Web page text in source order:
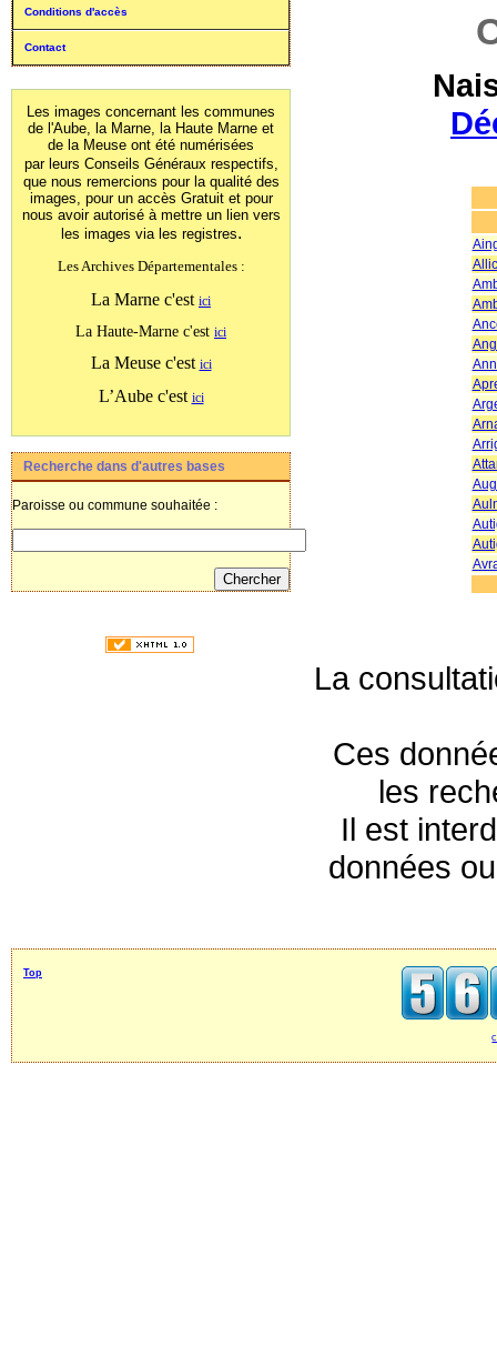
Conditions d'accès
Contact
Les images concernant les communes
de l'Aube, la Marne, la Haute Marne et
de la Meuse ont été numérisées
par leurs Conseils Généraux respectifs,
que nous remercions pour la qualité des
images, pour un accès Gratuit et pour
nous avoir autorisé à mettre un lien vers
les images via les registres.
Les Archives Départementales :
La Marne c'est ici
La Haute-Marne c'est ici
La Meuse c'est ici
L’Aube c'est ici
Recherche dans d'autres bases
Paroisse ou commune souhaitée :
La
Ces
les
Il est
données
Top